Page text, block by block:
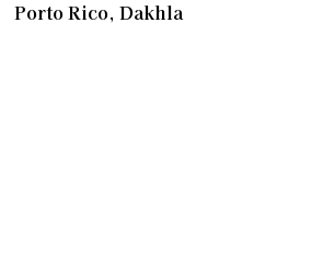
Porto Rico, Dakhla